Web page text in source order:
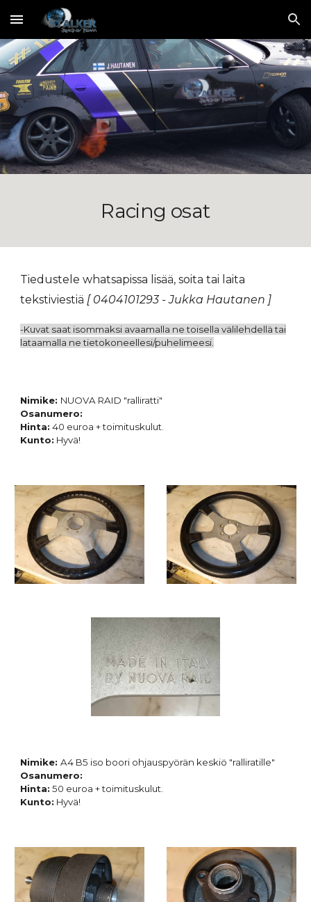
Skip to main content Skip to navigation
Racing osat
Tiedustele whatsapissa lisää, soita tai laita
tekstiviestiä [ 0404101293 - Jukka Hautanen ]
-Kuvat saat isommaksi avaamalla ne toisella välilehdellä tai
lataamalla ne tietokoneellesi/puhelimeesi.
Nimike: NUOVA RAID "ralliratti"
Osanumero:
Hinta: 40 euroa + toimituskulut.
Kunto: Hyvä!
Nimike:A4 B5 iso boori ohjauspyörän keskiö "ralliratille"
Osanumero:
Hinta: 50 euroa + toimituskulut.
Kunto: Hyvä!